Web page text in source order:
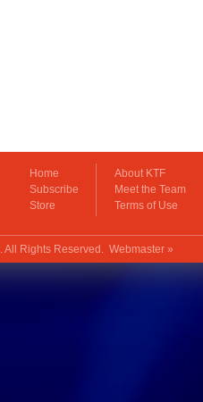
Home
Subscribe
Store
About KTF
Meet the Team
Terms of Use
. All Rights Reserved. Webmaster »